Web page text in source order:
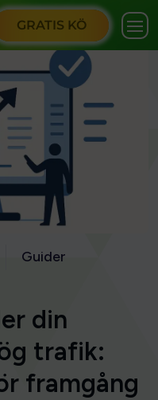
GRATIS KÖ
Guider
din
trafik:
framgång